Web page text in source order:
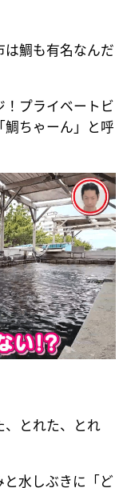
は鯛も有名なんだ
！プライベートビ
鯛ちゃーん」と呼
、とれた、とれ
水しぶきに「ど